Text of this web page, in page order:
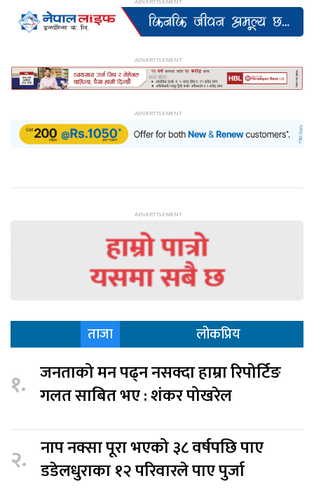
ताजा लोकप्रिय
१. जनताको मन पढ्न नसक्दा हाम्रा रिपोर्टिङ
गलत साबित भए : शंकर पोखरेल
२. नाप नक्सा पूरा भएको ३८ वर्षपछि पाए
डडेलधुराका १२ परिवारले पाए पुर्जा